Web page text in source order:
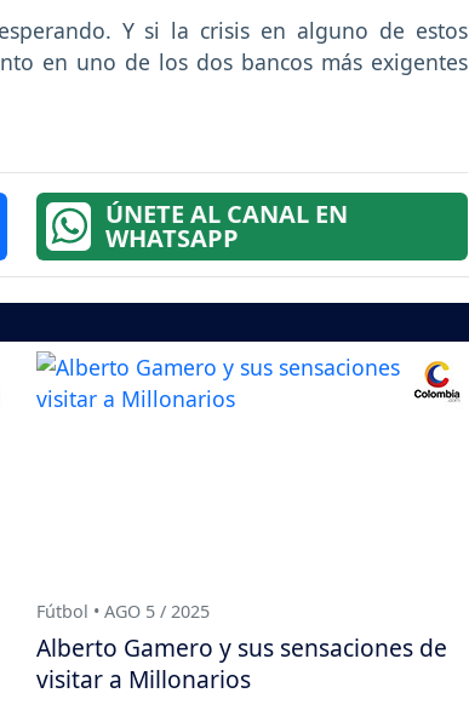
Y si la crisis en alguno de estos
en uno de los dos bancos más exigentes
ÚNETE AL CANAL EN
WHATSAPP
Fútbol • AGO 5 / 2025
Alberto Gamero y sus sensaciones de
visitar a Millonarios